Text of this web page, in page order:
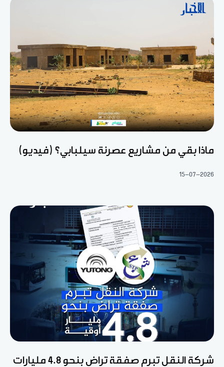
ماذا بقي من مشاريع عصرنة سيلبابي؟ (فيديو)
15-07-2026
شركة النقل تبرم صفقة تراض بنحو 4.8 مليارات